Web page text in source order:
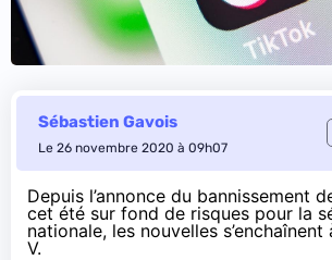
Sébastien Gavois
Le 26 novembre 2020 à 09h07
Depuis l’annonce du bannissement
cet été sur fond de risques pour la
nationale, les nouvelles
V.